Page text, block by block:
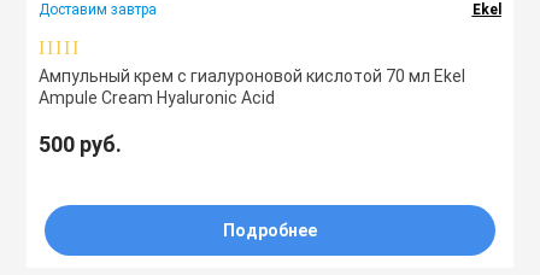
Доставим завтра Ekel
Ампульный крем с гиалуроновой кислотой 70 мл Ekel
Ampule Cream Hyaluronic Acid
500 руб.
Подробнее